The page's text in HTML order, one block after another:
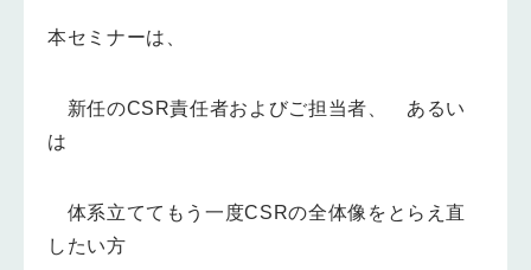
本セミナーは、
新任のCSR責任者およびご担当者、 あるい
は
体系立ててもう一度CSRの全体像をとらえ直
したい方